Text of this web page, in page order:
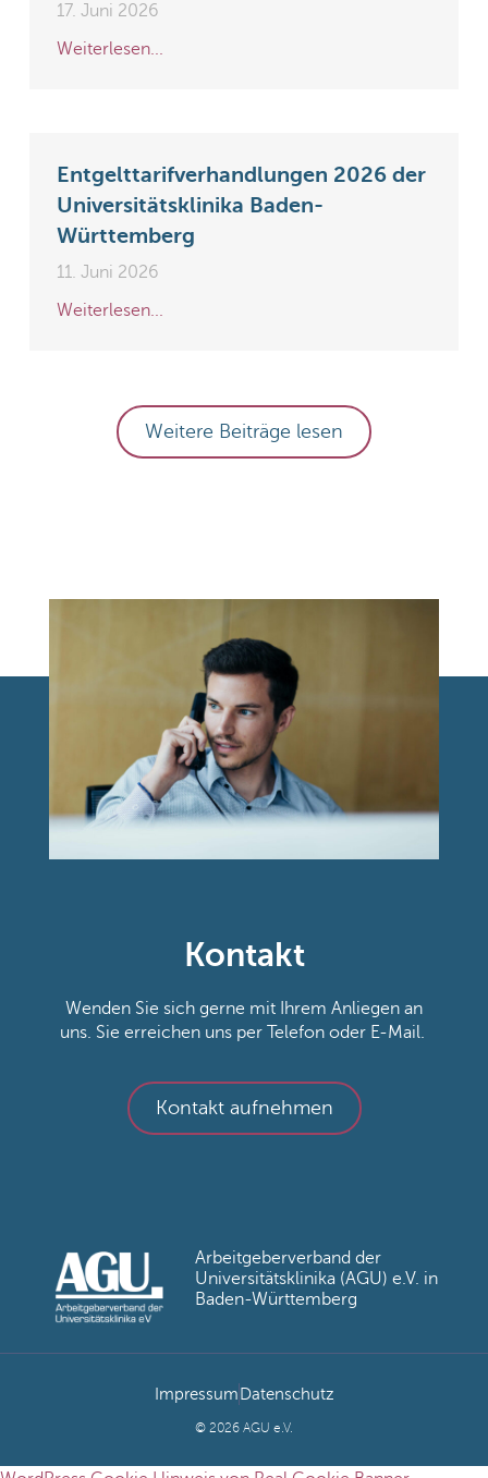
17. Juni 2026
Weiterlesen...
Entgelttarifverhandlungen 2026 der
Universitätsklinika Baden-
Württemberg
11. Juni 2026
Weiterlesen...
Weitere Beiträge lesen
Kontakt
Wenden Sie sich gerne mit Ihrem Anliegen an
uns. Sie erreichen uns per Telefon oder E-Mail.
Kontakt aufnehmen
Arbeitgeberverband der
Universitätsklinika (AGU) e.V. in
Baden-Württemberg
Impressum Datenschutz
© 2026 AGU e.V.